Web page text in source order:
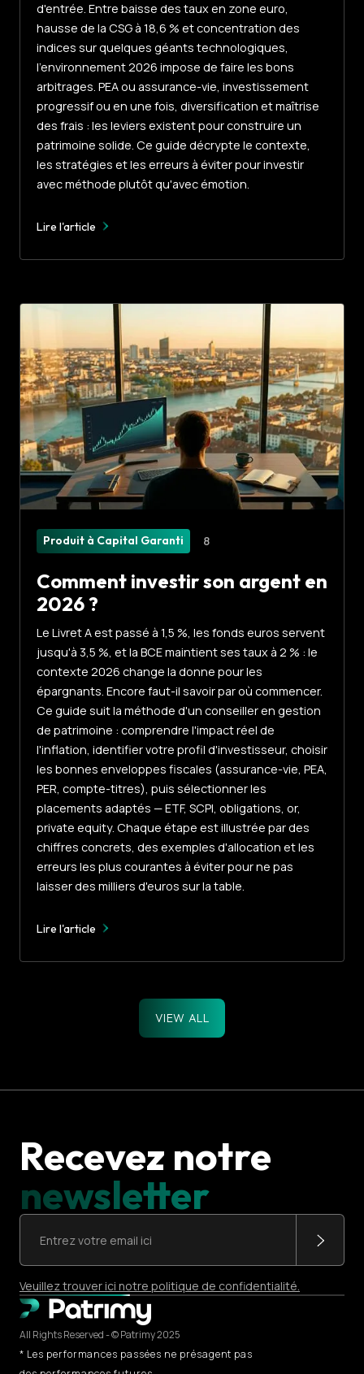
d'entrée. Entre baisse des taux en zone euro,
hausse de la CSG à 18,6 % et concentration des
indices sur quelques géants technologiques,
l'environnement 2026 impose de faire les bons
arbitrages. PEA ou assurance-vie, investissement
progressif ou en une fois, diversification et maîtrise
des frais : les leviers existent pour construire un
patrimoine solide. Ce guide décrypte le contexte,
les stratégies et les erreurs à éviter pour investir
avec méthode plutôt qu'avec émotion.
Lire l'article
Produit à Capital Garanti 8
Comment investir son argent en
2026 ?
Le Livret A est passé à 1,5 %, les fonds euros servent
jusqu'à 3,5 %, et la BCE maintient ses taux à 2 % : le
contexte 2026 change la donne pour les
épargnants. Encore faut-il savoir par où commencer.
Ce guide suit la méthode d'un conseiller en gestion
de patrimoine : comprendre l'impact réel de
l'inflation, identifier votre profil d'investisseur, choisir
les bonnes enveloppes fiscales (assurance-vie, PEA,
PER, compte-titres), puis sélectionner les
placements adaptés — ETF, SCPI, obligations, or,
private equity. Chaque étape est illustrée par des
chiffres concrets, des exemples d'allocation et les
erreurs les plus courantes à éviter pour ne pas
laisser des milliers d'euros sur la table.
Lire l'article
VIEW ALL
Recevez notre
newsletter
Veuillez trouver ici notre politique de confidentialité.
All Rights Reserved - © Patrimy 2025
* Les performances passées ne présagent pas